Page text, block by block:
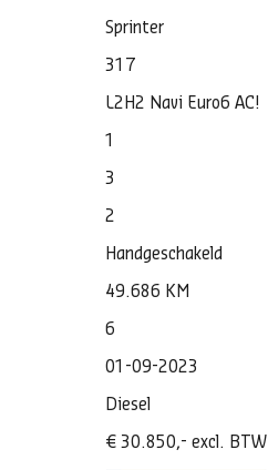
Sprinter
317
L2H2 Navi Euro6 AC!
1
3
2
Handgeschakeld
49.686 KM
6
01-09-2023
Diesel
€ 30.850,- excl. BTW